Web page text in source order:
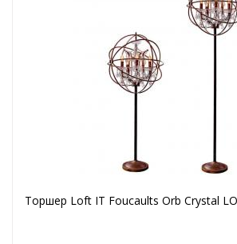
Торшер Loft IT Foucaults Orb Crystal